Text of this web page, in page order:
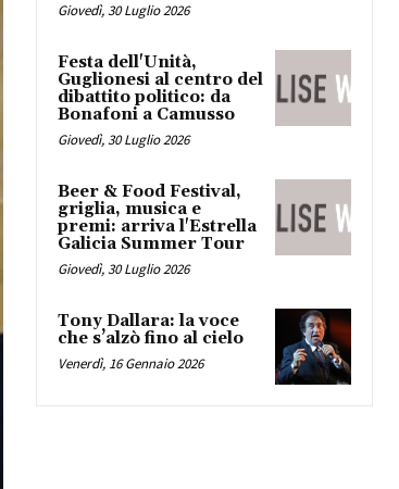
Giovedì, 30 Luglio 2026
Festa dell'Unità,
Guglionesi al centro del
dibattito politico: da
Bonafoni a Camusso
Giovedì, 30 Luglio 2026
Beer & Food Festival,
griglia, musica e
premi: arriva l'Estrella
Galicia Summer Tour
Giovedì, 30 Luglio 2026
Tony Dallara: la voce
che s’alzò fino al cielo
Venerdì, 16 Gennaio 2026